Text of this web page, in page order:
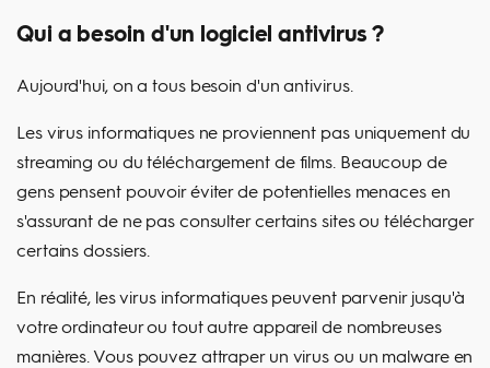
Qui a besoin d'un logiciel antivirus ?
Aujourd'hui, on a tous besoin d'un antivirus.
Les virus informatiques ne proviennent pas uniquement du
streaming ou du téléchargement de films. Beaucoup de
gens pensent pouvoir éviter de potentielles menaces en
s'assurant de ne pas consulter certains sites ou télécharger
certains dossiers.
En réalité, les virus informatiques peuvent parvenir jusqu'à
votre ordinateur ou tout autre appareil de nombreuses
manières. Vous pouvez attraper un virus ou un malware en